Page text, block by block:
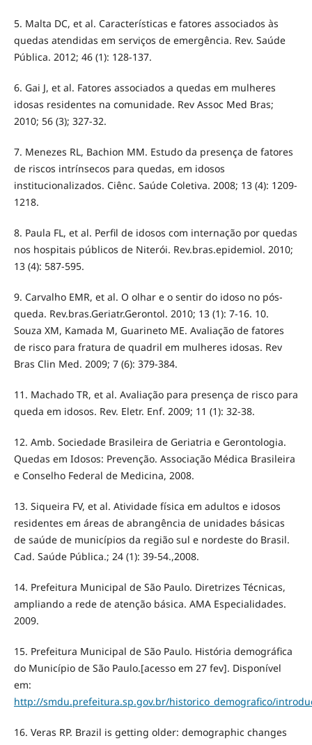
5. Malta DC, et al. Características e fatores associados às
quedas atendidas em serviços de emergência. Rev. Saúde
Pública. 2012; 46 (1): 128-137.
6. Gai J, et al. Fatores associados a quedas em mulheres
idosas residentes na comunidade. Rev Assoc Med Bras;
2010; 56 (3); 327-32.
7. Menezes RL, Bachion MM. Estudo da presença de fatores
de riscos intrínsecos para quedas, em idosos
institucionalizados. Ciênc. Saúde Coletiva. 2008; 13 (4): 1209-
1218.
8. Paula FL, et al. Perfil de idosos com internação por quedas
nos hospitais públicos de Niterói. Rev.bras.epidemiol. 2010;
13 (4): 587-595.
9. Carvalho EMR, et al. O olhar e o sentir do idoso no pós-
queda. Rev.bras.Geriatr.Gerontol. 2010; 13 (1): 7-16. 10.
Souza XM, Kamada M, Guarineto ME. Avaliação de fatores
de risco para fratura de quadril em mulheres idosas. Rev
Bras Clin Med. 2009; 7 (6): 379-384.
11. Machado TR, et al. Avaliação para presença de risco para
queda em idosos. Rev. Eletr. Enf. 2009; 11 (1): 32-38.
12. Amb. Sociedade Brasileira de Geriatria e Gerontologia.
Quedas em Idosos: Prevenção. Associação Médica Brasileira
e Conselho Federal de Medicina, 2008.
13. Siqueira FV, et al. Atividade física em adultos e idosos
residentes em áreas de abrangência de unidades básicas
de saúde de municípios da região sul e nordeste do Brasil.
Cad. Saúde Pública.; 24 (1): 39-54.,2008.
14. Prefeitura Municipal de São Paulo. Diretrizes Técnicas,
ampliando a rede de atenção básica. AMA Especialidades.
2009.
15. Prefeitura Municipal de São Paulo. História demográfica
do Município de São Paulo.[acesso em 27 fev]. Disponível
em:
http://smdu.prefeitura.sp.gov.br/historico_demografico/
16. Veras RP. Brazil is getting older: demographic changes